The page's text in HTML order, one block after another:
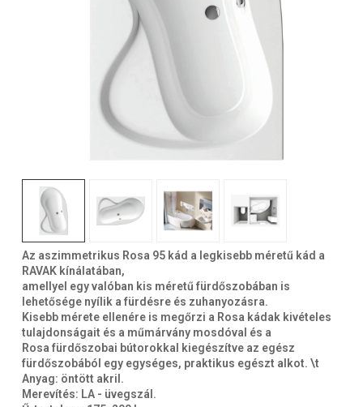
Az aszimmetrikus Rosa 95 kád a legkisebb méretű kád a
RAVAK kínálatában,
amellyel egy valóban kis méretű fürdőszobában is
lehetősége nyílik a fürdésre és zuhanyozásra.
Kisebb mérete ellenére is megőrzi a Rosa kádak kivételes
tulajdonságait és a műmárvány mosdóval és a
Rosa fürdőszobai bútorokkal kiegészítve az egész
fürdőszobából egy egységes, praktikus egészt alkot. \t
Anyag: öntött akril.
Merevítés: LA - üvegszál.